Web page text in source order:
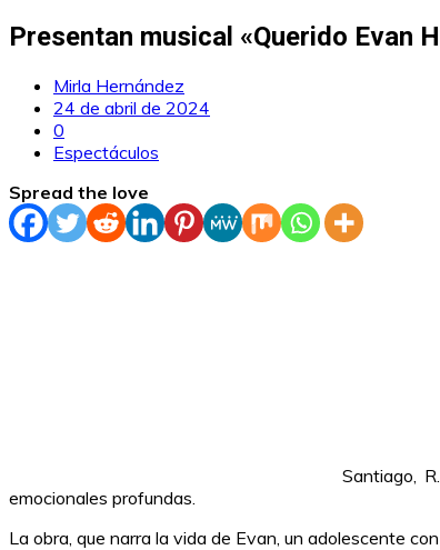
Presentan musical «Querido Evan
Mirla Hernández
24 de abril de 2024
0
Espectáculos
Spread the love
Santiago,
emocionales profundas.
La obra, que narra la vida de Evan, un adolescente